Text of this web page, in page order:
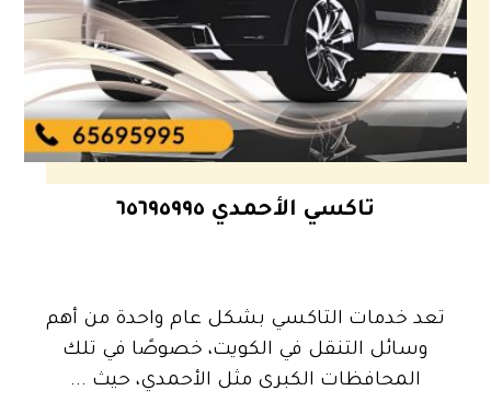
تاكسي الأحمدي ٦٥٦٩٥٩٩٥
تعد خدمات التاكسي بشكل عام واحدة من أهم
وسائل التنقل في الكويت، خصوصًا في تلك
المحافظات الكبرى مثل الأحمدي، حيث ...